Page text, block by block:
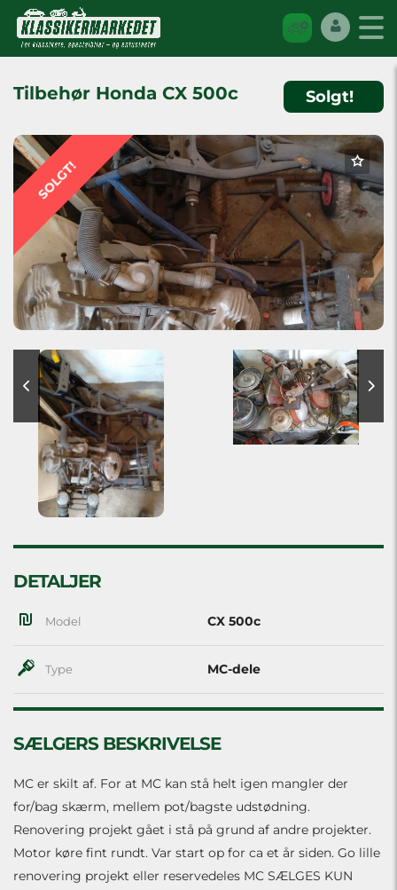
Solgt!
Tilbehør Honda CX 500c
SOLGT!
DETALJER
Model CX 500c
Type MC-dele
SÆLGERS BESKRIVELSE
MC er skilt af. For at MC kan stå helt igen mangler der
for/bag skærm, mellem pot/bagste udstødning.
Renovering projekt gået i stå på grund af andre projekter.
Motor køre fint rundt. Var start op for ca et år siden. Go lille
renovering projekt eller reservedeles MC SÆLGES KUN